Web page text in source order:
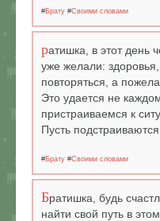
#Брату #Своими словами
ратишка, в этот день
уже желали:
повторяться, а
Это удается не
пристраиваемся к
Пусть
#Брату #Своими словами
Братишка, будь
найти свой путь в